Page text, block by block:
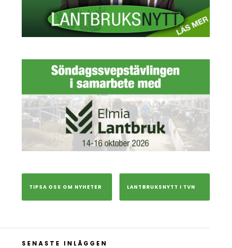
TIPSA OSS OM NYHETER LANTBRUKSNYTT I TVN
SENASTE INLÄGGEN